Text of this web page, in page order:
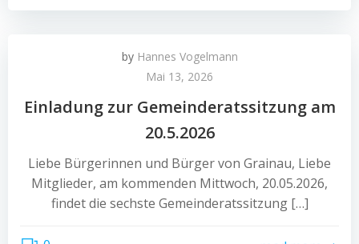
by Hannes Vogelmann
Mai 13, 2026
Einladung zur Gemeinderatssitzung am
20.5.2026
Liebe Bürgerinnen und Bürger von Grainau, Liebe
Mitglieder, am kommenden Mittwoch, 20.05.2026,
findet die sechste Gemeinderatssitzung […]